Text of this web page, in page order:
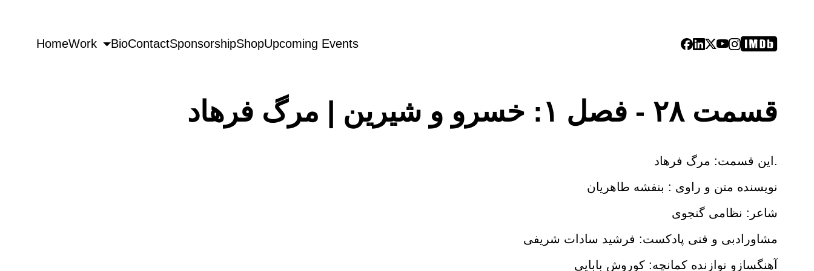
HomeWork BioContactSponsorshipShopUpcoming Events
قسمت ۲۸ - فصل ۱: خسرو و شیرین | مرگ فرهاد
.این قسمت: مرگ فرهاد
نویسنده متن و راوی : بنفشه طاهریان
شاعر: نظامی گنجوی
مشاورادبی و فنی پادکست: فرشید سادات شریفی
آهنگسازو نوازنده کمانچه: کوروش بابایی